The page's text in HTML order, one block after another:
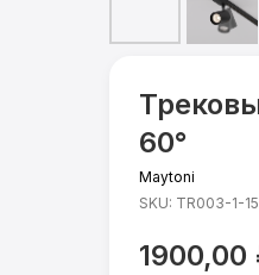
60°
Maytoni
SKU: TR003-1-
1900,00